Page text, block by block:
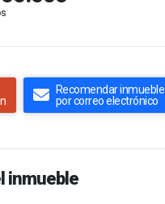
Recomendar inmueble
por correo electrónico
inmueble